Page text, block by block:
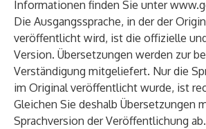
Informationen finden Sie unter
Die Ausgangssprache, in der der
veröffentlicht wird, ist die offizielle
Version. Übersetzungen werden zur
Verständigung mitgeliefert. Nur die
im Original veröffentlicht wurde, ist
Gleichen Sie deshalb Übersetzungen
Sprachversion der Veröffentlichung ab.